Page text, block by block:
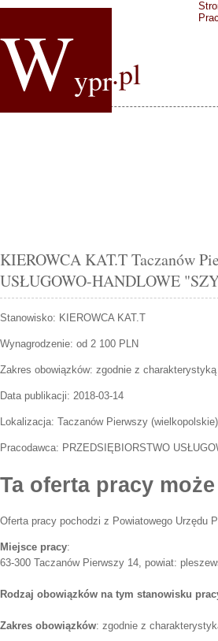
Wypr.pl
KIEROWCA KAT.T Taczanów
USŁUGOWO-HANDLOWE
Stanowisko: KIEROWCA KAT.T
Wynagrodzenie: od 2 100 PLN
Zakres obowiązków: zgodnie z
Data publikacji: 2018-03-14
Lokalizacja: Taczanów Pierwszy (wielkopolskie)
Pracodawca: PRZEDSIĘBIORSTWO
Ta oferta pracy
Oferta pracy pochodzi z Powiatowego Urzędu
Miejsce pracy:
63-300 Taczanów Pierwszy 14, powiat:
Rodzaj obowiązków na tym stanowisku
Zakres obowiązków: zgodnie z